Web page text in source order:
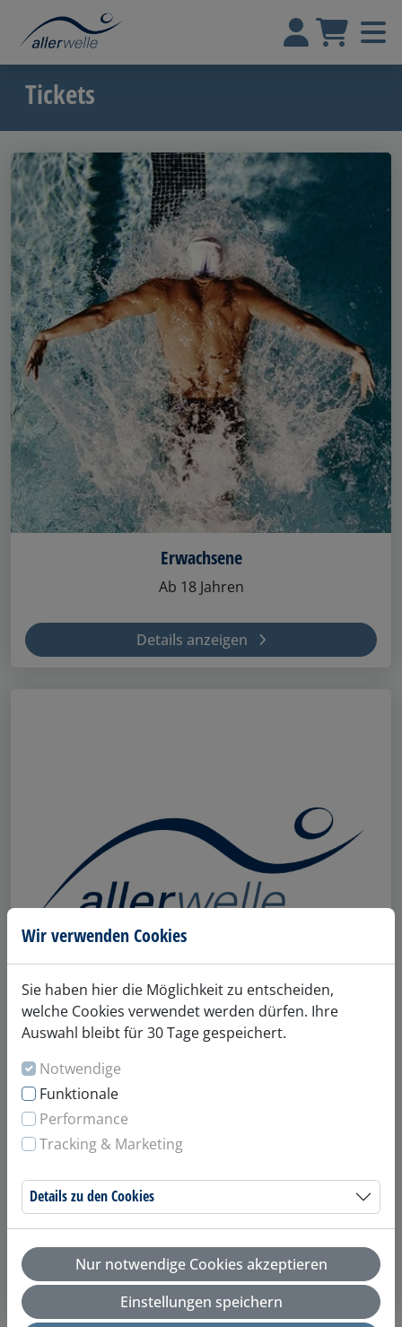
Tickets
Erwachsene
Ab 18 Jahren
Details anzeigen
Schüler/innen und Studierende sowie
Bundesfreiwilligendienstleistende (BFDL),
Leistungsempfänger nach SGB II (Grundsicherung)
und SGB XII (Sozialhilfe), Schwerbehinderte ab 80
GdB. Der Nachweis ist auf Verlangen vorzuzeigen.
Details anzeigen
Wir verwenden Cookies
Sie haben hier die Möglichkeit zu entscheiden,
welche Cookies verwendet werden dürfen. Ihre
Auswahl bleibt für 30 Tage gespeichert.
Notwendige
Funktionale
Performance
Tracking & Marketing
Details zu den Cookies
Nur notwendige Cookies akzeptieren
Einstellungen speichern